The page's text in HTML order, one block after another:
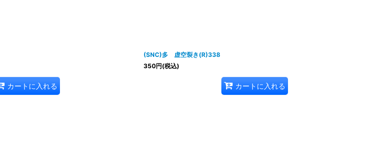
カートに入れる
(SNC)多 虚空裂き(R)338
350円(税込)
カートに入れる